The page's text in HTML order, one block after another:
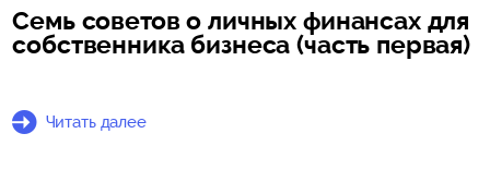
Семь советов о личных финансах для
собственника бизнеса (часть первая)
Читать далее